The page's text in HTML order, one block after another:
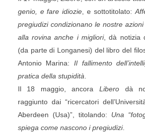
genio, e fare idiozie , e sottotitolato:
pregiudizi condizionano le nostre
alla rovina anche i migliori, dà notizia
(da parte di Longanesi) del libro del
Antonio Marina:Il fallimento
pratica della stupidità
Il 18 maggio, ancora Libero dà
raggiunto dai “ricercatori
Aberdeen (Usa)”, titolando: Una
spiega come nascono i pregiudizi.